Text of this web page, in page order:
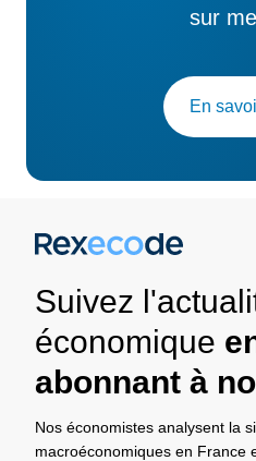
sur
En
Suivez
économique
abonnant à
Nos économistes analysent la
macroéconomiques en France